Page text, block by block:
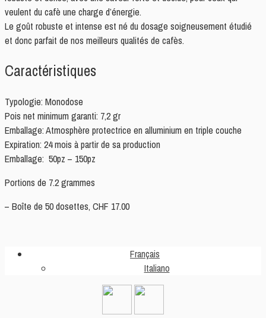
veulent du cafè une charge d’énergie.
Le goût robuste et intense est né du dosage soigneusement étudié
et donc parfait de nos meilleurs qualités de cafès.
Caractéristiques
Typologie: Monodose
Pois net minimum garanti: 7,2 gr
Emballage: Atmosphère protectrice en alluminium en triple couche
Expiration: 24 mois à partir de sa production
Emballage: 50pz – 150pz
Portions de 7.2 grammes
– Boîte de 50 dosettes, CHF 17.00
Français
Italiano